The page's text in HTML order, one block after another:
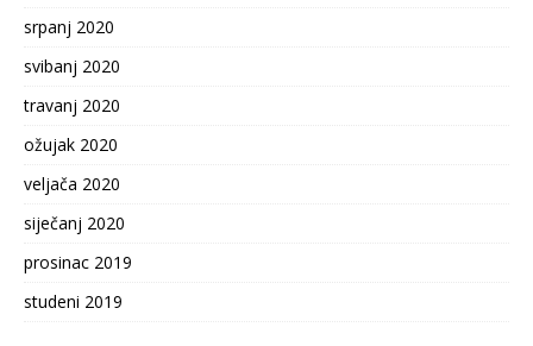
srpanj 2020
svibanj 2020
travanj 2020
ožujak 2020
veljača 2020
siječanj 2020
prosinac 2019
studeni 2019